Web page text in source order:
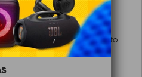
PARA PC E LAPTOP
estilo vintage de alto